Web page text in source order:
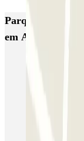
Parques de
em Alicante
Ecoparking -
AENA